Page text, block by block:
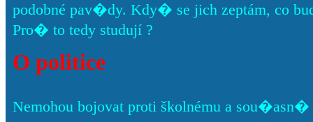
podobné pav�dy. Kdy� se jich zeptám, co
Pro� to tedy studují ?
O politice
Nemohou bojovat proti školnému a